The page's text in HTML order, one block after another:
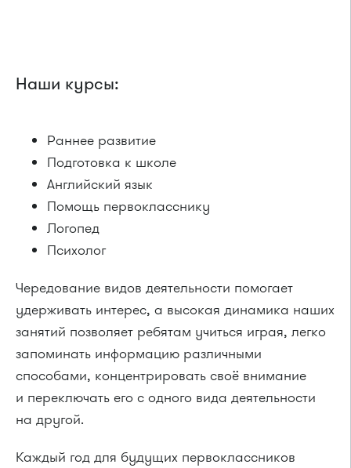
Наши курсы:
Раннее развитие
Подготовка к школе
Английский язык
Помощь первокласснику
Логопед
Психолог
Чередование видов деятельности помогает
удерживать интерес, а высокая динамика наших
занятий позволяет ребятам учиться играя, легко
запоминать информацию различными
способами, концентрировать своё внимание
и переключать его с одного вида деятельности
на другой.
Каждый год для будущих первоклассников